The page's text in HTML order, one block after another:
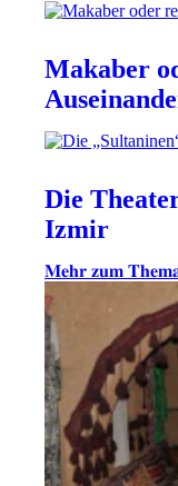
Makaber
Die
Izmir
𝐌𝐞𝐡𝐫 𝐳𝐮𝐦